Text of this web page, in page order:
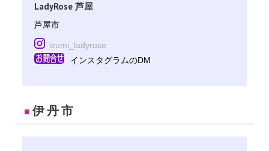
LadyRose 芦屋
芦屋市
izumi_ladyrose
インスタグラムのDM
■ 伊丹市